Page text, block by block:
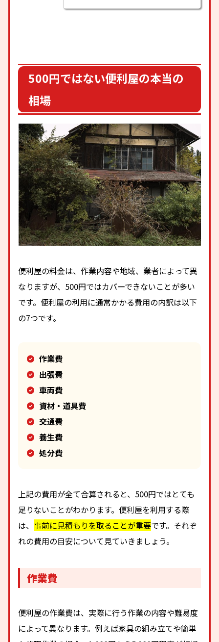
500円ではない便利屋の本当の
相場
便利屋の料金は、作業内容や地域、業者によって異
なりますが、500円ではカバーできないことが多い
です。便利屋の利用に通常かかる費用の内訳は以下
の7つです。
作業費
出張費
車両費
資材・道具費
交通費
養生費
処分費
上記の費用が全て合算されると、500円ではとても
足りないことがわかります。便利屋を利用する際
は、 事前に見積もりを取ることが重要です。それぞ
れの費用の目安について見ていきましょう。
作業費
便利屋の作業費は、実際に行う作業の内容や難易度
によって異なります。例えば家具の組み立てや簡単